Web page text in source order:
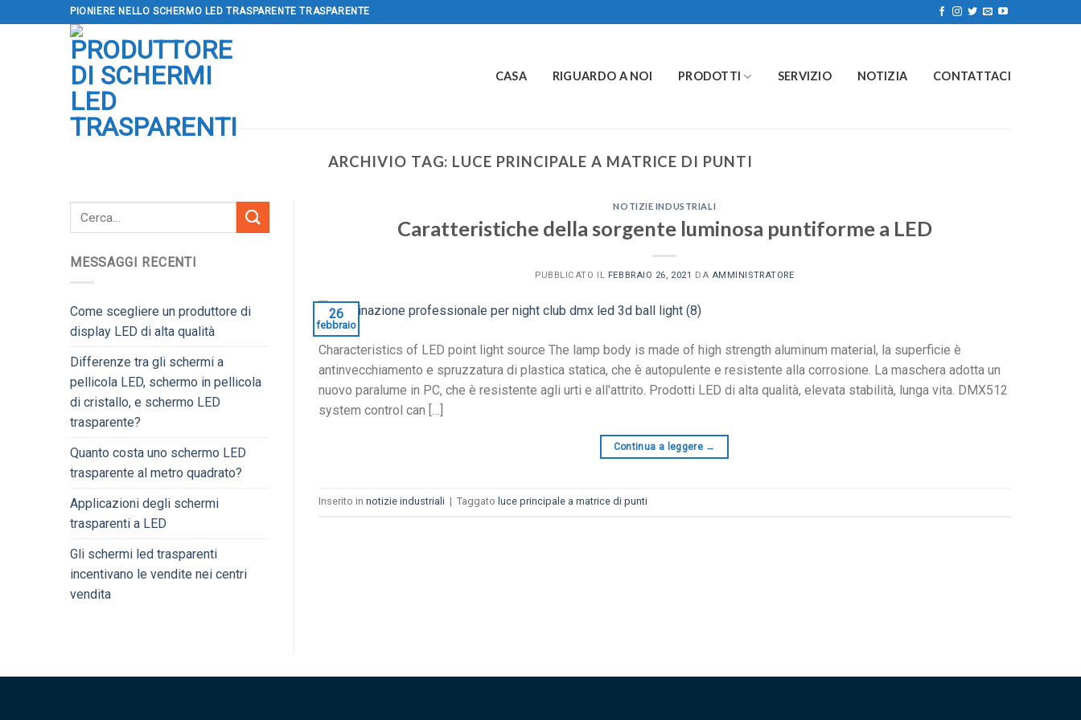
al
PIONIERE NELLO SCHERMO LED TRASPARENTE TRASPARENTE
CASA RIGUARDO A NOI PRODOTTI SERVIZIO NOTIZIA CONTATTACI
ARCHIVIO TAG: LUCE PRINCIPALE A MATRICE DI PUNTI
MESSAGGI RECENTI
Come scegliere un produttore di
display LED di alta qualità
Differenze tra gli schermi a
pellicola LED, schermo in pellicola
di cristallo, e schermo LED
trasparente?
Quanto costa uno schermo LED
trasparente al metro quadrato?
Applicazioni degli schermi
trasparenti a LED
Gli schermi led trasparenti
incentivano le vendite nei centri
vendita
NOTIZIE INDUSTRIALI
Caratteristiche della sorgente luminosa puntiforme a LED
PUBBLICATO IL FEBBRAIO 26, 2021 DA AMMINISTRATORE
26
febbraio
Characteristics of LED point light source The lamp body is made of high strength aluminum material, la superficie è
antinvecchiamento e spruzzatura di plastica statica, che è autopulente e resistente alla corrosione. La maschera adotta un
nuovo paralume in PC, che è resistente agli urti e all'attrito. Prodotti LED di alta qualità, elevata stabilità, lunga vita. DMX512
system control can […]
Continua a leggere →
Inserito in notizie industriali | Taggato luce principale a matrice di punti